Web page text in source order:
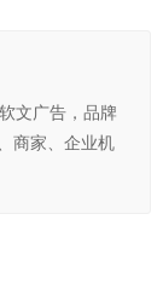
文广告，品牌
商家、企业机